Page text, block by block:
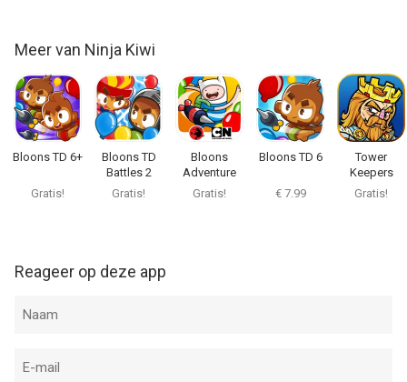
Meer van Ninja Kiwi
Bloons TD 6+
Gratis!
Bloons TD
Battles 2
Gratis!
Bloons
Adventure
Time TD
Gratis!
Bloons TD 6
€ 7.99
Tower
Keepers
Gratis!
Reageer op deze app